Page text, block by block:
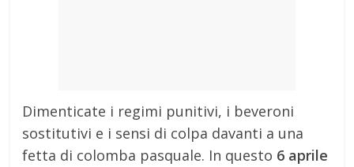
Dimenticate i regimi punitivi, i beveroni
sostitutivi e i sensi di colpa davanti a una
fetta di colomba pasquale. In questo 6 aprile